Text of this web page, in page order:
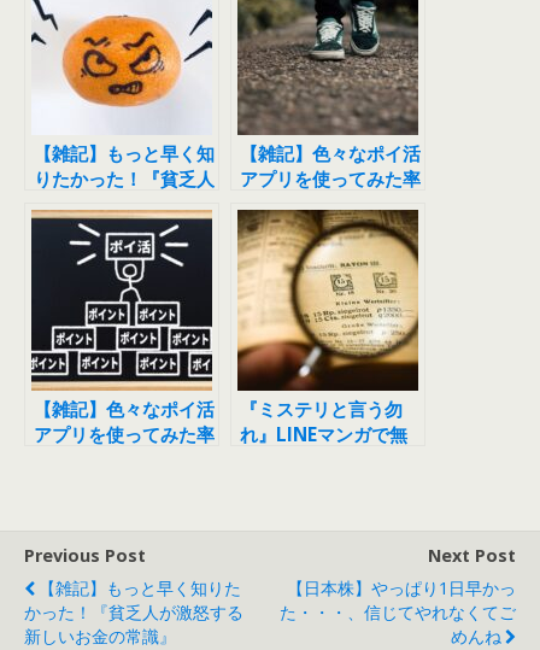
【雑記】もっと早く知
りたかった！『貧乏人
が激怒する新しいお金
の常識』
【雑記】色々なポイ活
アプリを使ってみた率
直な感想をまとめてみ
ました（前編）
【雑記】色々なポイ活
アプリを使ってみた率
『ミステリと言う勿
れ』LINEマンガで無
Previous Post
【雑記】もっと早く知りた
かった！『貧乏人が激怒する
新しいお金の常識』
Next Post
【日本株】やっぱり1日早かっ
た・・・、信じてやれなくてご
めんね